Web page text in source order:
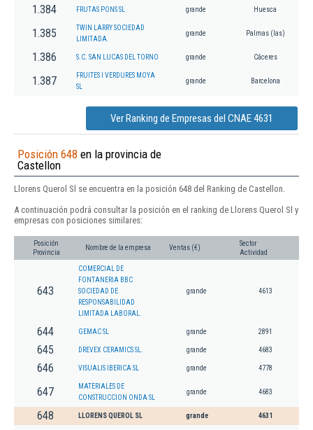
1.384 FRUTAS PONS SL grande Huesca
1.385
TWIN LARRY SOCIEDAD
LIMITADA.
grande Palmas (las)
1.386 S.C. SAN LUCAS DEL TORNO grande Cáceres
1.387
FRUITES I VERDURES MOYA
SL
grande Barcelona
Ver Ranking de Empresas del CNAE 4631
Posición 648 en la provincia de
Castellon
Llorens Querol Sl se encuentra en la posición 648 del Ranking de Castellon.
A continuación podrá consultar la posición en el ranking de Llorens Querol Sl y
empresas con posiciones similares:
Posición
Provincia
Nombre de la empresa Ventas (€)
Sector
Actividad
643
COMERCIAL DE
FONTANERIA BBC
SOCIEDAD DE
RESPONSABILIDAD
LIMITADA LABORAL.
grande 4613
644 GEMAC SL grande 2891
645 DREVEX CERAMICS SL. grande 4683
646 VISUALIS IBERICA SL grande 4778
647
MATERIALES DE
CONSTRUCCION ONDA SL
grande 4683
648 LLORENS QUEROL SL grande 4631